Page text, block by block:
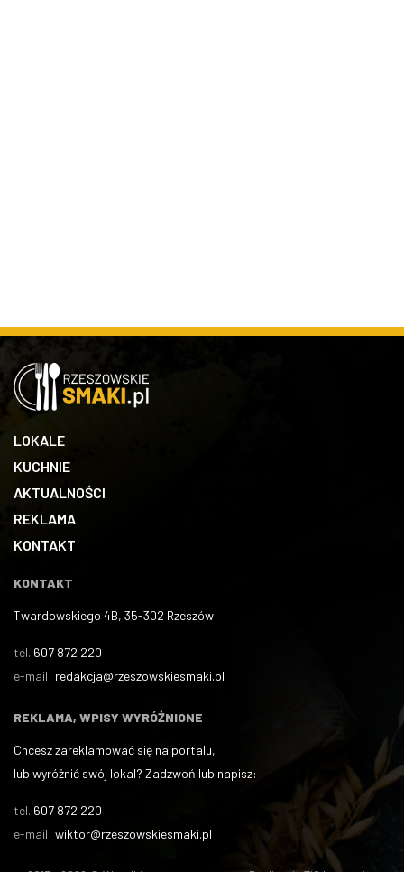
LOKALE
KUCHNIE
AKTUALNOŚCI
REKLAMA
KONTAKT
KONTAKT
Twardowskiego 4B, 35-302 Rzeszów
tel. 607 872 220
e-mail: redakcja@rzeszowskiesmaki.pl
REKLAMA, WPISY WYRÓŻNIONE
Chcesz zareklamować się na portalu,
lub wyróżnić swój lokal? Zadzwoń lub napisz:
tel. 607 872 220
e-mail: wiktor@rzeszowskiesmaki.pl